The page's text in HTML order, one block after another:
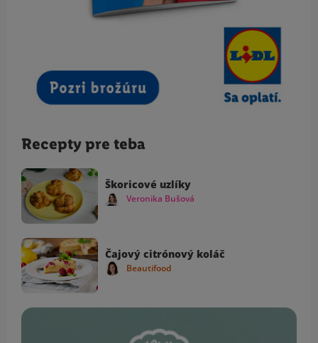
Recepty pre teba
Škoricové uzlíky
Veronika Bušová
Čajový citrónový koláč
Beautifood